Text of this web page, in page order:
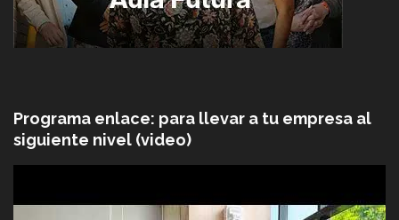
Programa enlace: para llevar a tu empresa al
siguiente nivel (video)